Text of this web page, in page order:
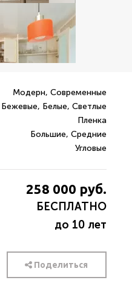
Модерн, Современные
Бежевые, Белые, Светлые
Пленка
Большие, Средние
Угловые
258 000 руб.
БЕСПЛАТНО
до 10 лет
Поделиться